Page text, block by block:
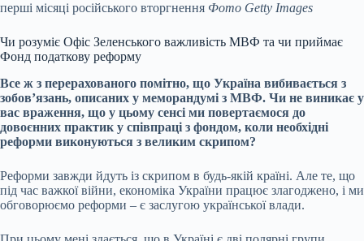
перші місяці російського вторгнення Фото Getty Images
Чи розуміє Офіс Зеленського важливість МВФ та чи приймає
Фонд податкову реформу
Все ж з перерахованого помітно, що Україна вибивається з
зобовʼязань, описаних у меморандумі з МВФ. Чи не виникає у
вас враження, що у цьому сенсі ми повертаємося до
довоєнних практик у співпраці з фондом, коли необхідні
реформи виконуються з великим скрипом?
Реформи завжди йдуть із скрипом в будь-якій країні. Але те, що
під час важкої війни, економіка України працює злагоджено, і ми
обговорюємо реформи – є заслугою української влади.